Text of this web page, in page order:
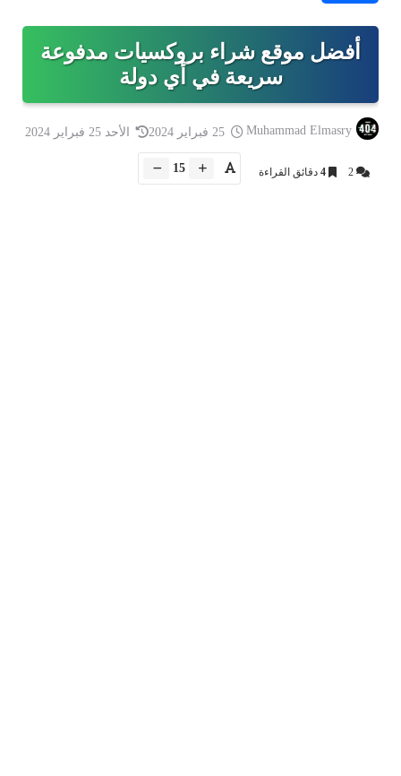
أفضل موقع شراء بروكسيات مدفوعة
سريعة في أي دولة
Muhammad Elmasry الأحد 25 فبراير 2024
2
4 دقائق القراءة 15